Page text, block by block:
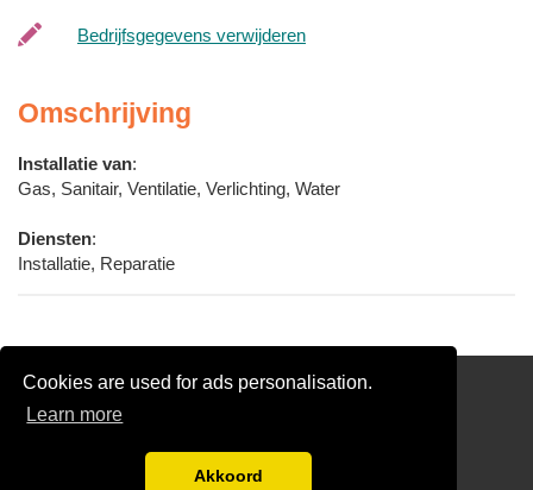
Cookies are used for ads personalisation.
Learn more
Akkoord
Bedrijfsgegevens verwijderen
Omschrijving
Installatie van:
Gas, Sanitair, Ventilatie, Verlichting, Water
Diensten:
Installatie, Reparatie
Gratis Offertes Vergelijken
Electricien gezocht?